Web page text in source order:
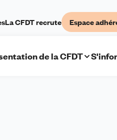
La CFDT recrute Espace
de la CFDT